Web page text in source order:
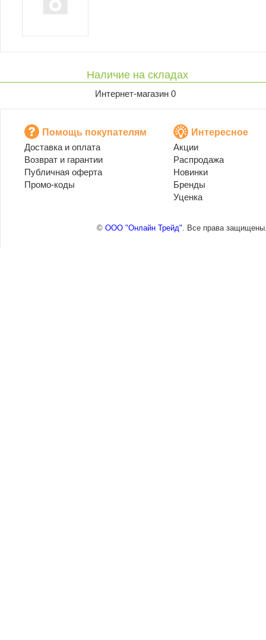
Наличие на складах
Интернет-магазин 0
Помощь покупателям
Доставка и оплата
Возврат и гарантии
Публичная оферта
Промо-коды
Интересное
Акции
Распродажа
Новинки
Бренды
Уценка
© ООО "Онлайн Трейд". Все права